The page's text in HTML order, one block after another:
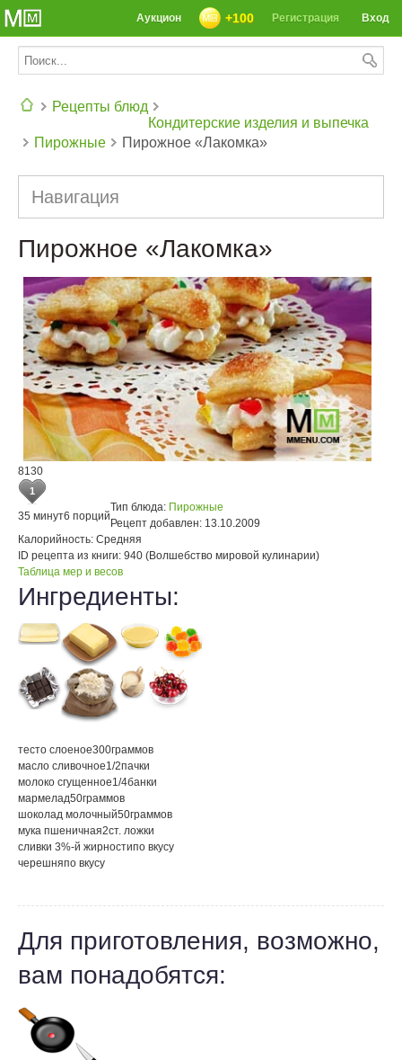
СЕГОДНЯ: 39142 РЕЦЕПТА
Вход
Регистрация
+100
Аукцион
Рецепты блюд
Кондитерские изделия и выпечка
Пирожные
Пирожное «Лакомка»
Навигация
Пирожное «Лакомка»
8130
1
35 минут6 порций
Тип блюда: Пирожные
Рецепт добавлен: 13.10.2009
Калорийность: Средняя
ID рецепта из книги: 940 (Волшебство мировой кулинарии)
Таблица мер и весов
Ингредиенты:
тесто слоеное300граммов
масло сливочное1/2пачки
молоко сгущенное1/4банки
мармелад50граммов
шоколад молочный50граммов
мука пшеничная2ст. ложки
сливки 3%-й жирностипо вкусу
черешняпо вкусу
Для приготовления, возможно,
вам понадобятся: